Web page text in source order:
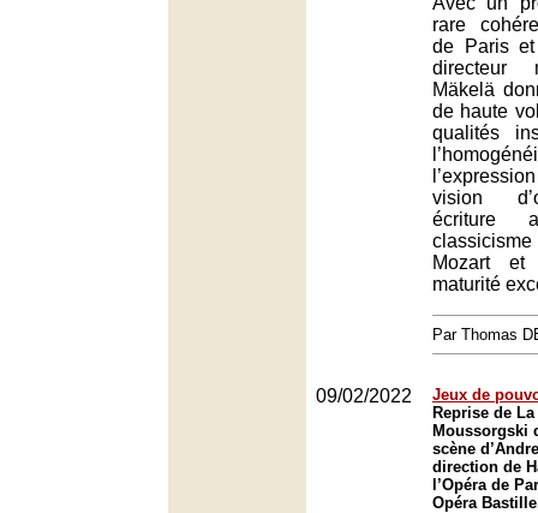
rare
de Paris
directeur
Mäkelä
de haute
qualités
vision
écriture
Mozart et
maturité
Par Thomas
09/02/2022
Jeux de
Reprise de
Moussorgski
scène
direction de
l’Opéra de
Opéra